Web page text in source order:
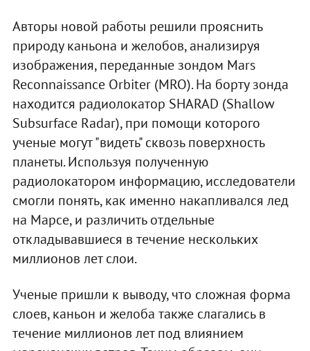
Авторы новой работы решили прояснить
природу каньона и желобов, анализируя
изображения, переданные зондом Mars
Reconnaissance Orbiter (MRO). На борту зонда
находится радиолокатор SHARAD (Shallow
Subsurface Radar), при помощи которого
ученые могут "видеть" сквозь поверхность
планеты. Используя полученную
радиолокатором информацию, исследователи
смогли понять, как именно накапливался лед
на Марсе, и различить отдельные
откладывавшиеся в течение нескольких
миллионов лет слои.
Ученые пришли к выводу, что сложная форма
слоев, каньон и желоба также слагались в
течение миллионов лет под влиянием